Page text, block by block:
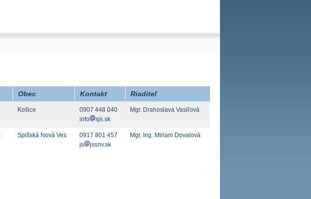
Obec Kontakt Riaditeľ
Košice
0907 448 040
info
sjs.sk
Mgr. Drahoslava Vasiľová
Spišská Nová Ves
0917 801 457
js
jssnv.sk
Mgr. Ing. Miriam Dovalová